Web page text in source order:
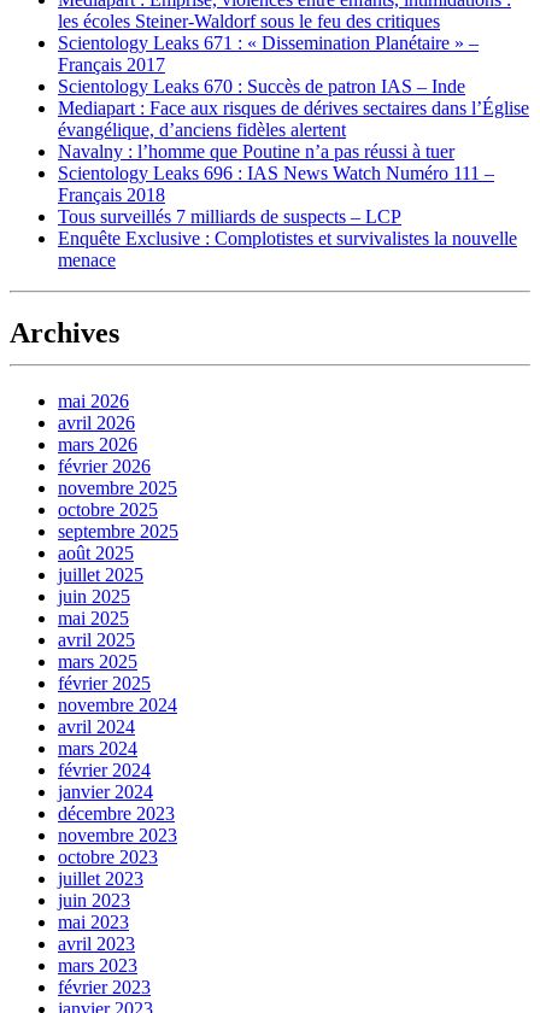
les écoles Steiner-Waldorf sous le feu des critiques
Scientology Leaks 671 : « Dissemination Planétaire » –
Français 2017
Scientology Leaks 670 : Succès de patron IAS – Inde
Mediapart : Face aux risques de dérives sectaires dans l’Église
évangélique, d’anciens fidèles alertent
Navalny : l’homme que Poutine n’a pas réussi à tuer
Scientology Leaks 696 : IAS News Watch Numéro 111 –
Français 2018
Tous surveillés 7 milliards de suspects – LCP
Enquête Exclusive : Complotistes et survivalistes la nouvelle
menace
Archives
mai 2026
avril 2026
mars 2026
février 2026
novembre 2025
octobre 2025
septembre 2025
août 2025
juillet 2025
juin 2025
mai 2025
avril 2025
mars 2025
février 2025
novembre 2024
avril 2024
mars 2024
février 2024
janvier 2024
décembre 2023
novembre 2023
octobre 2023
juillet 2023
juin 2023
mai 2023
avril 2023
mars 2023
février 2023
janvier 2023